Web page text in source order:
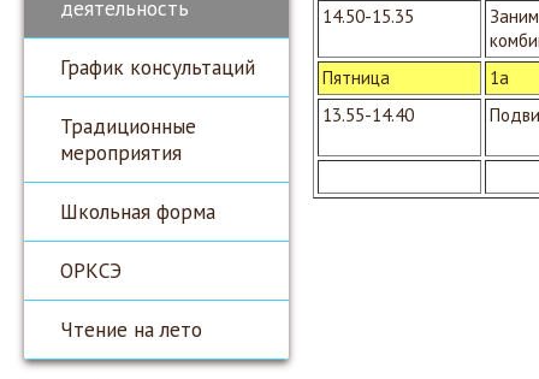
деятельность
График консультаций
Традиционные
мероприятия
Школьная форма
ОРКСЭ
Чтение на лето
14.50-15.35
Пятница
1а
13.55-14.40